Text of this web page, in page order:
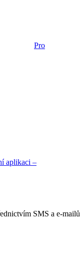
Pro
aplikaci –
SMS a e-mailů